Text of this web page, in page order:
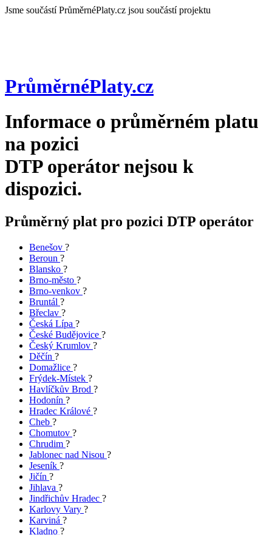
Jsme součástí PrůměrnéPlaty.cz jsou součástí projektu
PrůměrnéPlaty.cz
Informace o průměrném platu
na pozici
DTP operátornejsou k
dispozici.
Průměrný plat pro pozici DTP operátor
Benešov ?
Beroun ?
Blansko ?
Brno-město ?
Brno-venkov ?
Bruntál ?
Břeclav ?
Česká Lípa ?
České Budějovice ?
Český Krumlov ?
Děčín ?
Domažlice ?
Frýdek-Místek ?
Havlíčkův Brod ?
Hodonín ?
Hradec Králové ?
Cheb ?
Chomutov ?
Chrudim ?
Jablonec nad Nisou ?
Jeseník ?
Jičín ?
Jihlava ?
Jindřichův Hradec ?
Karlovy Vary ?
Karviná ?
Kladno ?